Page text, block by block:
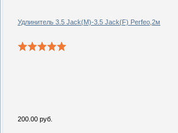
Удлинитель 3.5 Jack(M)-3.5 Jack(F) Perfeo,2м
200.00 руб.